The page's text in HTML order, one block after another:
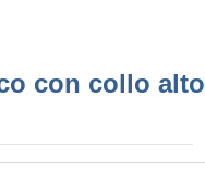
con collo alto